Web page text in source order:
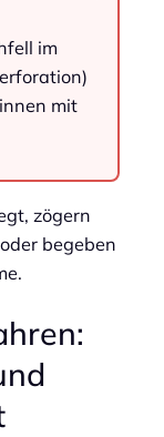
im
mit
zögern
begeben